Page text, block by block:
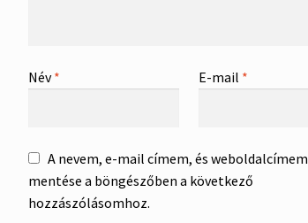
Név* E-mail *
A nevem, e-mail címem, és weboldalcímem
mentése a böngészőben a következő
hozzászólásomhoz.